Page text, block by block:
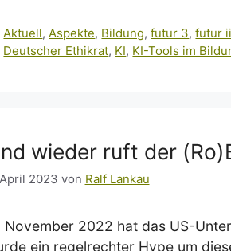
Kategorien
Aktuell,Aspekte, Bildung,futur 3,futur
Schlagwörter
Deutscher Ethikrat, KI , KI-Tools im
wieder ruft der
2023 von Ralf Lankau
November 2022 hat das US-
ein regelrechter Hype um